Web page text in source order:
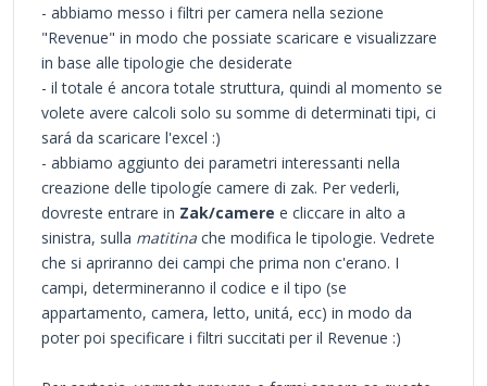
- abbiamo messo i filtri per camera nella sezione
"Revenue" in modo che possiate scaricare e visualizzare
in base alle tipologie che desiderate
- il totale é ancora totale struttura, quindi al momento se
volete avere calcoli solo su somme di determinati tipi, ci
sará da scaricare l'excel :)
- abbiamo aggiunto dei parametri interessanti nella
creazione delle tipologíe camere di zak. Per vederli,
dovreste entrare in Zak/camere e cliccare in alto a
sinistra, sulla matitina che modifica le tipologie. Vedrete
che si apriranno dei campi che prima non c'erano. I
campi, determineranno il codice e il tipo (se
appartamento, camera, letto, unitá, ecc) in modo da
poter poi specificare i filtri succitati per il Revenue :)